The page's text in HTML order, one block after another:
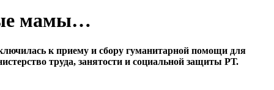
мамы…
к приему и сбору гуманитарной помощи для
труда, занятости и социальной защиты РТ.